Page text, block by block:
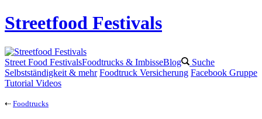
Streetfood Festivals
Street Food FestivalsFoodtrucks & ImbisseBlog
Suche
Selbstständigkeit & mehr Foodtruck Versicherung Facebook Gruppe
Tutorial Videos
⇠ Foodtrucks